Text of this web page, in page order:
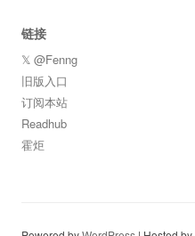
链接
𝕏 @Fenng
旧版入口
订阅本站
Readhub
霍炬